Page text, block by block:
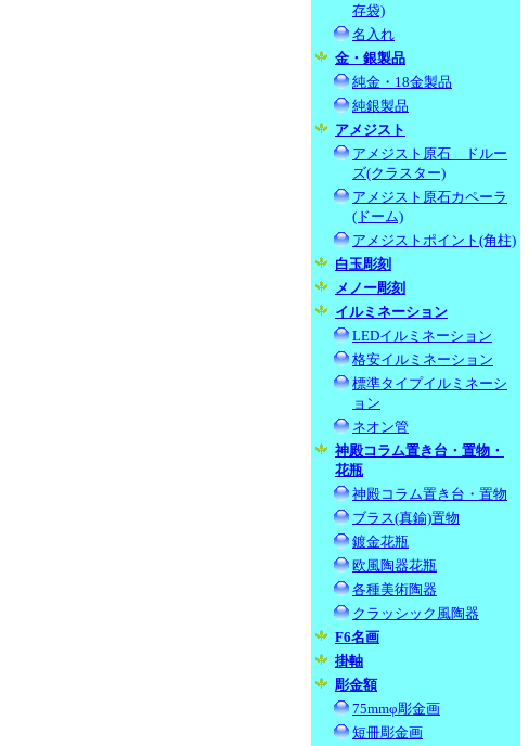
存袋)
名入れ
金・銀製品
純金・18金製品
純銀製品
アメジスト
アメジスト原石 ドルー
ズ(クラスター)
アメジスト原石カペーラ
(ドーム)
アメジストポイント(角柱)
白玉彫刻
メノー彫刻
イルミネーション
LEDイルミネーション
格安イルミネーション
標準タイプイルミネーシ
ョン
ネオン管
神殿コラム置き台・置物・
花瓶
神殿コラム置き台・置物
ブラス(真鍮)置物
鍍金花瓶
欧風陶器花瓶
各種美術陶器
クラッシック風陶器
F6名画
掛軸
彫金額
75mmφ彫金画
短冊彫金画